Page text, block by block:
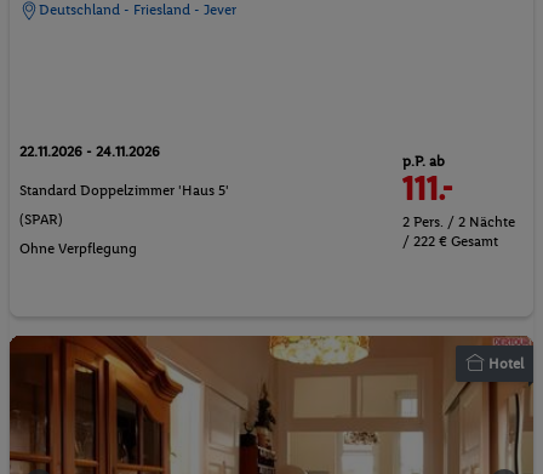
Deutschland - Friesland - Jever
22.11.2026 - 24.11.2026
Standard Doppelzimmer 'Haus 5'
(SPAR)
Ohne Verpflegung
p.P. ab
111.-
2 Pers. / 2 Nächte
/ 222 € Gesamt
Hotel